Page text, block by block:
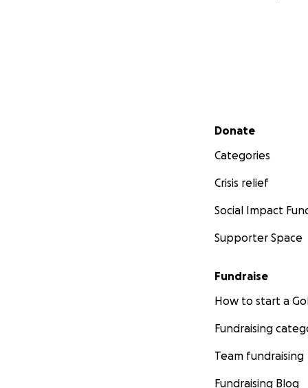
Secondary menu
Donate
Categories
Crisis relief
Social Impact
Supporter Space
Fundraise
How to start a
Fundraising
Team fundraising
Fundraising Blog